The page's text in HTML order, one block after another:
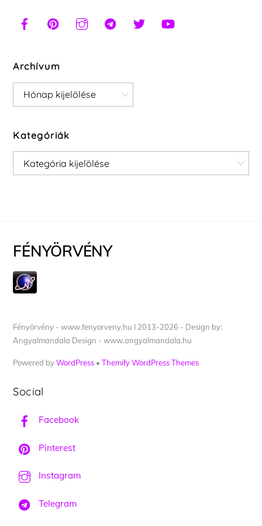
Archívum
Archívum
Kategóriák
Kategóriák
FÉNYÖRVÉNY
Fényörvény - www.fenyorveny.hu I 2013-2026 - Design by:
Angyalmandala Design - www.angyalmandala.hu
Powered byWordPress •Themify WordPress Themes
Social
Facebook
Pinterest
Instagram
Telegram